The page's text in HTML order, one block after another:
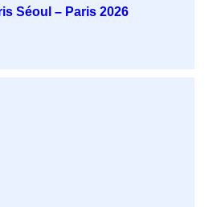
Séoul – Paris 2026